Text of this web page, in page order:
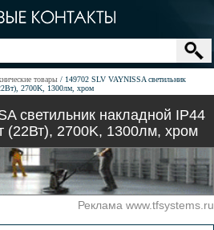
товары
149702 SLV VAYNISSA светильник
2700K, 1300лм, хром
светильник накладной IP44
(22Вт), 2700K, 1300лм, хром
Реклама www.tfsystems.ru